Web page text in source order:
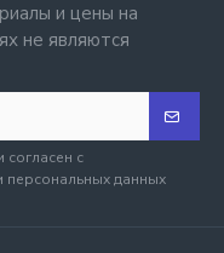
и цены на
не являются
согласен с
персональных данных